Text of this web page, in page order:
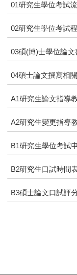
01研究生學位考試
02研究生學位考試
03碩(博)士學位論
04碩士論文撰寫相
A1研究生論文指導
A2研究生變更指導
B1研究生學位考試
B2研究生口試時間
B3碩士論文口試評